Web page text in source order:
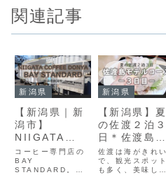
関連記事
新潟県
【新潟県｜新
潟市】
NIIGATA
COFFEE
DONYA BAY
STANDARD
コーヒー専門店の
BAY
STANDARD。コ
新潟県
【新潟県】夏
の佐渡２泊３
日＊佐渡島モ
デルコース
（３日目）
佐渡は海がきれい
で、観光スポット
も多く、美味しい